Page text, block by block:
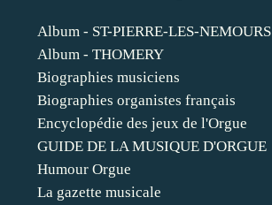
Album - ST-PIERRE-LES-NEMOURS
Album - THOMERY
Biographies musiciens
Biographies organistes français
Encyclopédie des jeux de l'Orgue
GUIDE DE LA MUSIQUE D'ORGUE
Humour Orgue
La gazette musicale